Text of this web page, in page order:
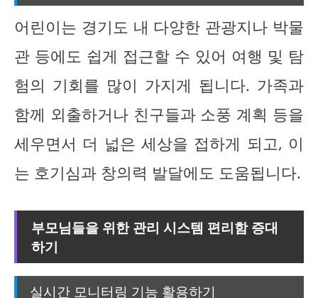
어린이는 경기도 내 다양한 관광지나 박물
관 등에도 쉽게 접근할 수 있어 여행 및 탐
험의 기회를 많이 가지게 됩니다. 가족과
함께 외출하거나 친구들과 소풍 계획 등을
세우면서 더 넓은 세상을 접하게 되고, 이
는 호기심과 창의력 발달에도 도움됩니다.
부모님들을 위한 관리 시스템 편리함 증대
하기
실시간 모니터링 기능 활용하기